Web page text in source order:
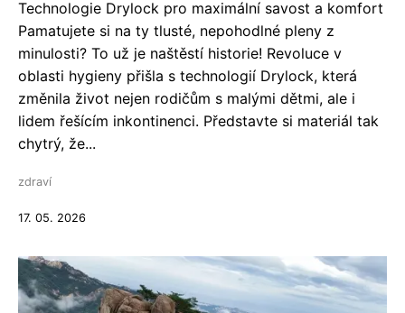
Technologie Drylock pro maximální savost a komfort
Pamatujete si na ty tlusté, nepohodlné pleny z
minulosti? To už je naštěstí historie! Revoluce v
oblasti hygieny přišla s technologií Drylock, která
změnila život nejen rodičům s malými dětmi, ale i
lidem řešícím inkontinenci. Představte si materiál tak
chytrý, že...
zdraví
17. 05. 2026